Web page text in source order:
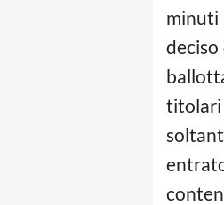
minuti
deciso
titolari